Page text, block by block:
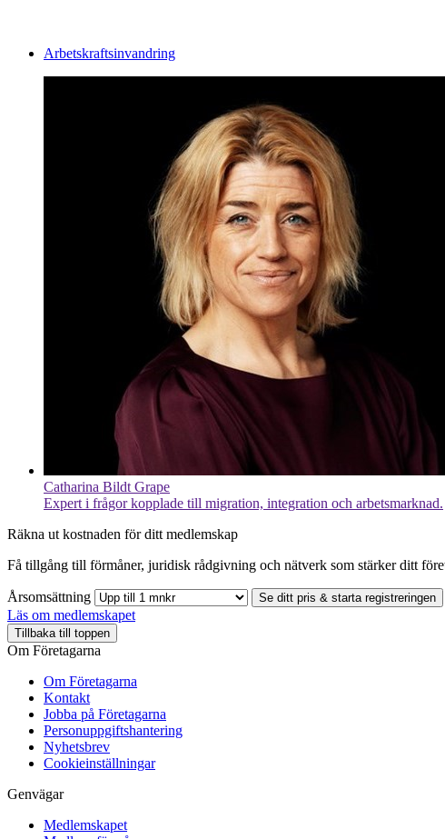
Arbetskraftsinvandring
Catharina Bildt Grape
Expert i frågor kopplade till migration, integration och arbetsmarknad.
Räkna ut kostnaden för ditt medlemskap
Få tillgång till förmåner, juridisk rådgivning och nätverk som stärker ditt
Årsomsättning Se ditt pris & starta registreringen
Läs om medlemskapet
Tillbaka till toppen
Om Företagarna
Om Företagarna
Kontakt
Jobba på Företagarna
Personuppgiftshantering
Nyhetsbrev
Cookieinställningar
Genvägar
Medlemskapet